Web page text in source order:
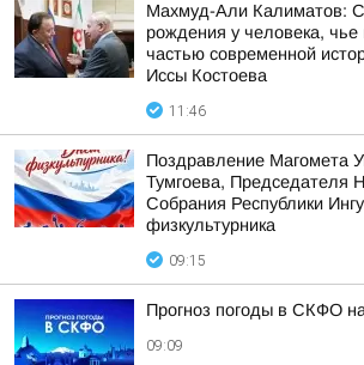
Махмуд-Али Калиматов:
рождения у человека,
частью современной
Иссы Костоева
11:46
Поздравление Магомета
Тумгоева, Председателя
Собрания Республики
физкультурника
09:15
Прогноз погоды в СКФО на
09:09